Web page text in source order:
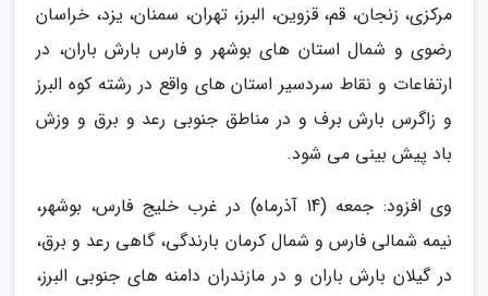
مرکزی، زنجان، قم، قزوین، البرز، تهران، سمنان، یزد، خراسان
رضوی و شمال استان های بوشهر و فارس بارش باران، در
ارتفاعات و نقاط سردسیر استان های واقع در رشته کوه البرز
و زاگرس بارش برف و در مناطق جنوبی رعد و برق و وزش
باد پیش بینی می شود.
وی افزود: جمعه (14 آذرماه) در غرب خلیج فارس، بوشهر،
نیمه شمالی فارس و شمال کرمان بارندگی، گاهی رعد و برق،
در گیلان بارش باران و در مازندران دامنه های جنوبی البرز،